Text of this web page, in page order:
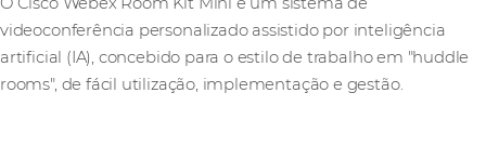
videoconferência personalizado assistido por inteligência
artificial (IA), concebido para o estilo de trabalho em "huddle
rooms", de fácil utilização, implementação e gestão.